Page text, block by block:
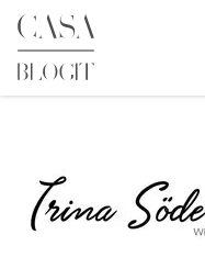
Skip
content